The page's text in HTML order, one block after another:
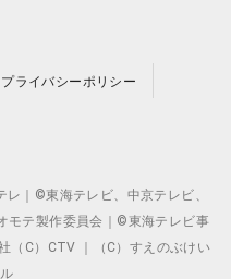
プライバシーポリシー
｜©東海テレビ、中京テレビ、
モテ製作委員会｜©東海テレビ事
（C）CTV ｜（C）すえのぶけい